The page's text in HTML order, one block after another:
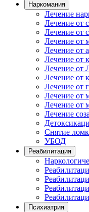
Наркомания
Лечение
Лечение от
Лечение от
Лечение от
Лечение от
Лечение от
Лечение от
Лечение от
Лечение от
Лечение от
Лечение от
Лечение
Снятие
УБОД
Реабилитация
Психиатрия